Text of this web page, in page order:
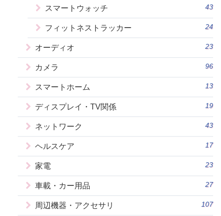
スマートウォッチ 43
フィットネストラッカー 24
オーディオ 23
カメラ 96
スマートホーム 13
ディスプレイ・TV関係 19
ネットワーク 43
ヘルスケア 17
家電 23
車載・カー用品 27
周辺機器・アクセサリ 107